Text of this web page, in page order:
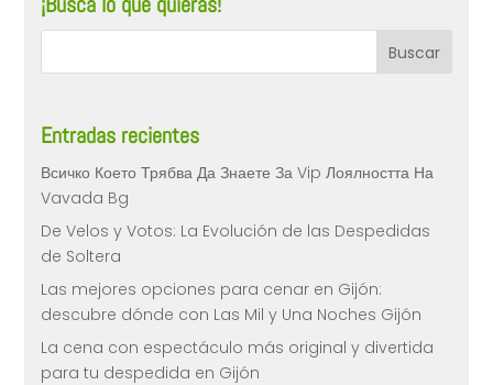
Entradas recientes
Всичко Което Трябва Да Знаете За Vip Лоялността На
Vavada Bg
De Velos y Votos: La Evolución de las Despedidas
de Soltera
Las mejores opciones para cenar en Gijón:
descubre dónde con Las Mil y Una Noches Gijón
La cena con espectáculo más original y divertida
para tu despedida en Gijón